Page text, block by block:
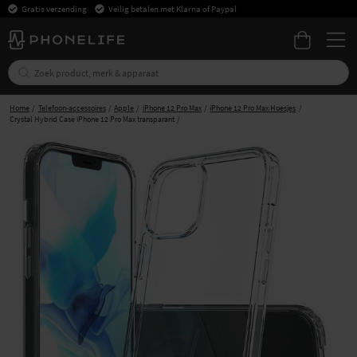
Gratis verzending Veilig betalen met Klarna of Paypal
Home Telefoon-accessoires Apple iPhone 12 Pro Max
iPhone 12 Pro Max Hoesjes
Crystal Hybrid Case iPhone 12 Pro Max transparant